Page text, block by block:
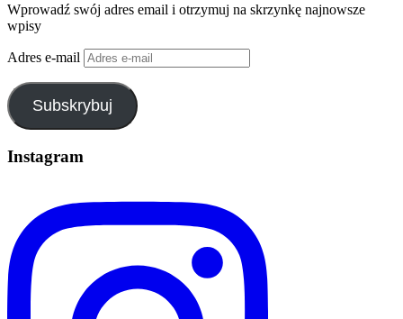
Wprowadź swój adres email i otrzymuj na skrzynkę najnowsze
wpisy
Adres e-mail
Subskrybuj
Instagram